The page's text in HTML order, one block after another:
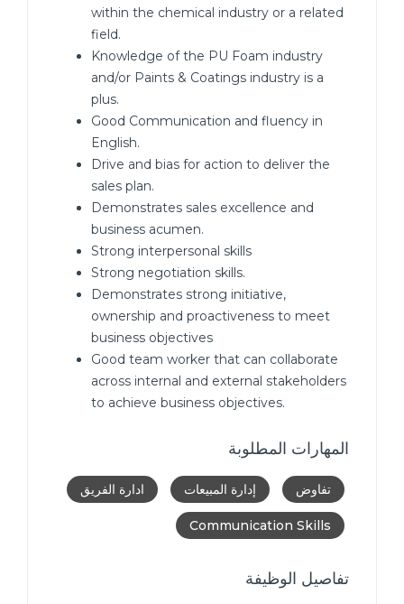
within the chemical industry or a related
field.
Knowledge of the PU Foam industry
and/or Paints & Coatings industry is a
plus.
Good Communication and fluency in
English.
Drive and bias for action to deliver the
sales plan.
Demonstrates sales excellence and
business acumen.
Strong interpersonal skills
Strong negotiation skills.
Demonstrates strong initiative,
ownership and proactiveness to meet
business objectives
Good team worker that can collaborate
across internal and external stakeholders
to achieve business objectives.
المهارات المطلوبة
تفاوض إدارة المبيعات ادارة الفريق
Communication Skills
تفاصيل الوظيفة